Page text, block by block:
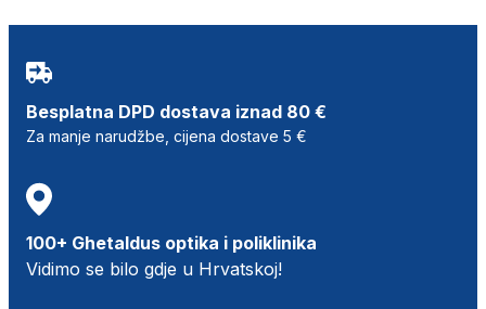
Besplatna DPD dostava iznad 80 €
Za manje narudžbe, cijena dostave 5 €
100+ Ghetaldus optika i poliklinika
Vidimo se bilo gdje u Hrvatskoj!